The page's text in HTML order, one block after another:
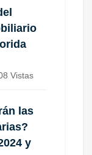
Vistas
las
y